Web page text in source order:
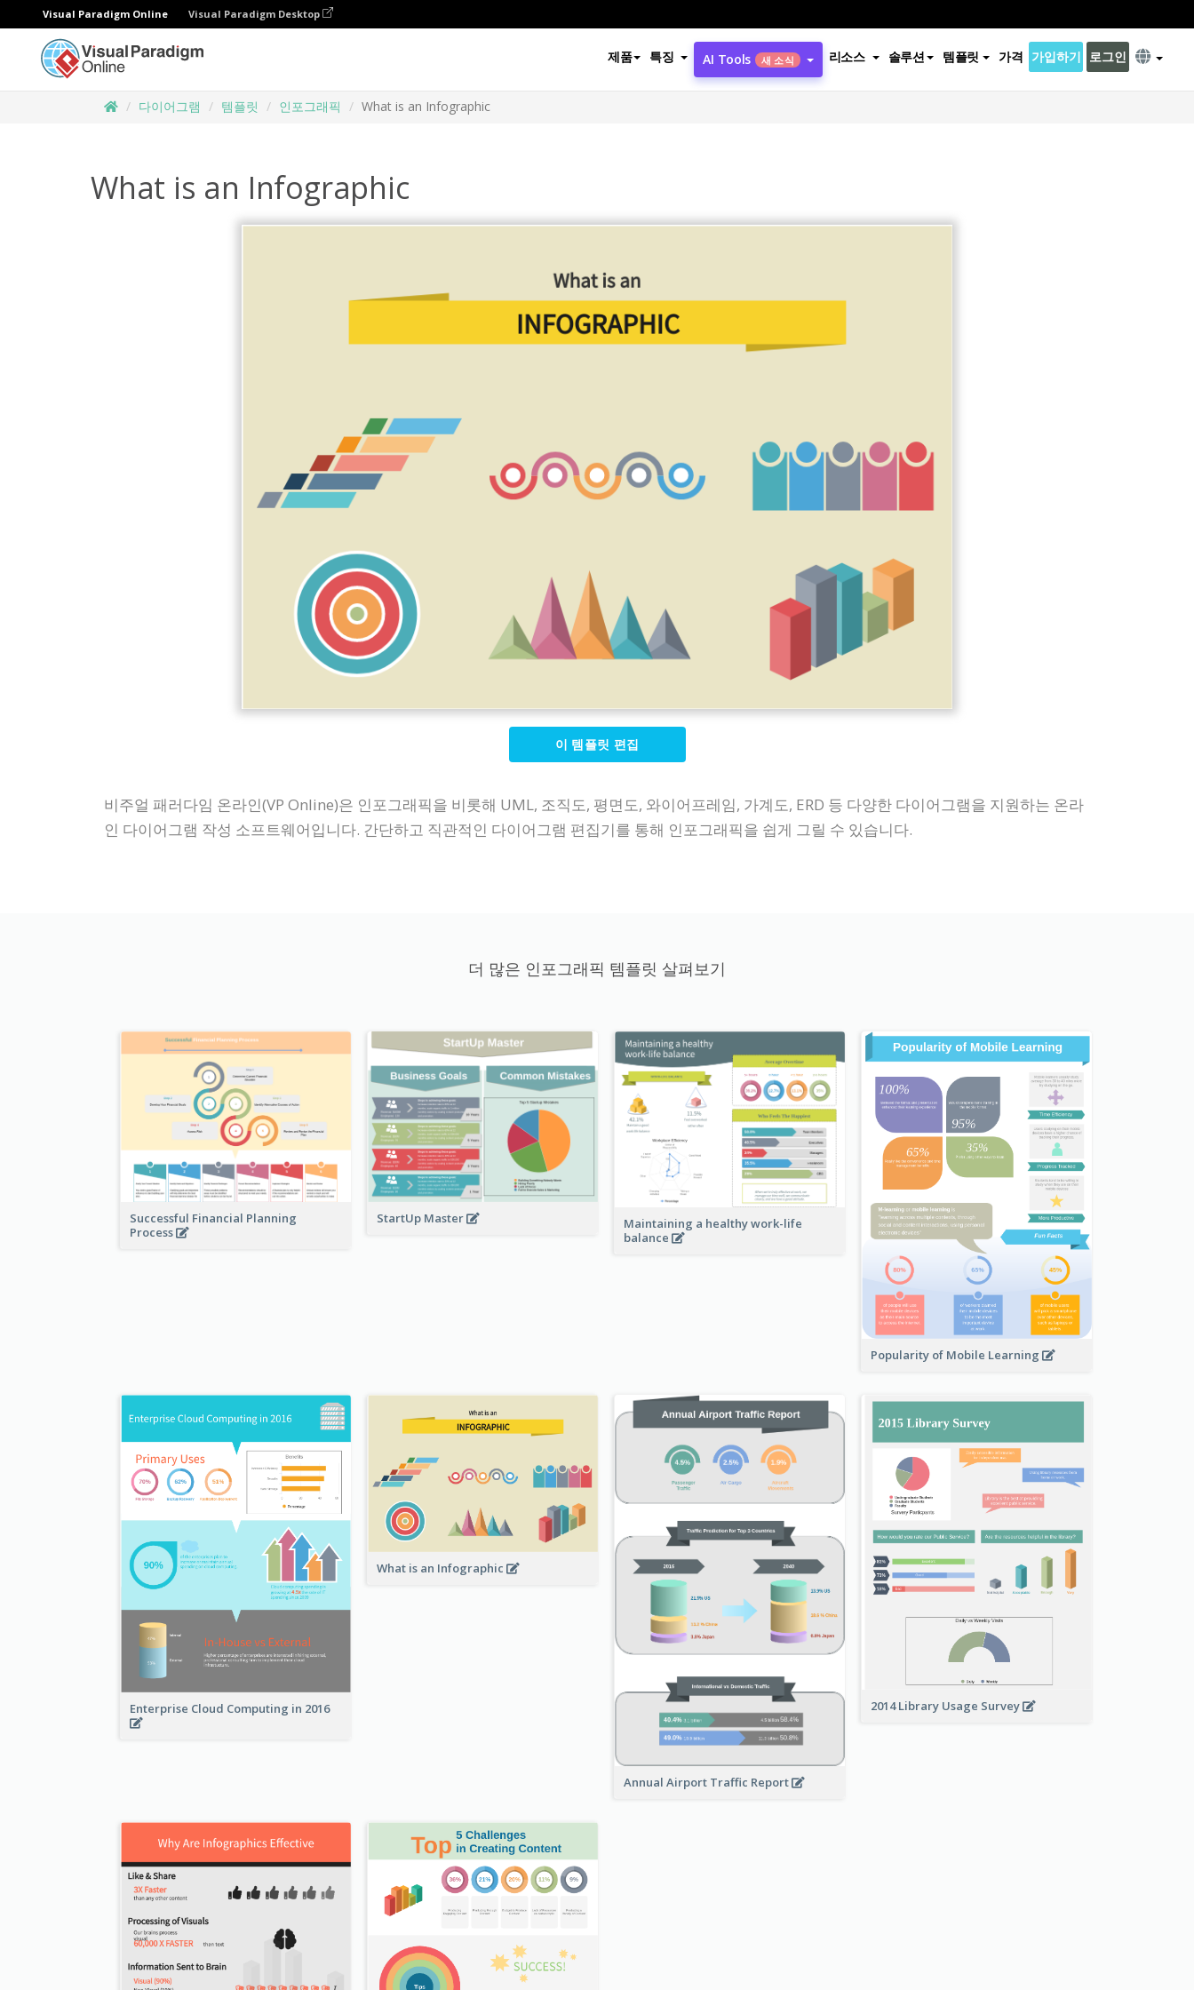
Visual Paradigm Online Visual Paradigm Desktop
제품 특징 AI Tools 새 소식 리소스 솔루션 템플릿 가격 가입하기 로그인
다이어그램 템플릿 인포그래픽 What is an Infographic
What is an Infographic
이 템플릿 편집
비주얼 패러다임 온라인(VP Online)은 인포그래픽을 비롯해 UML, 조직도, 평면도, 와이어프레임, 가계도, ERD 등 다양한 다이어그램을 지원하는 온라
인 다이어그램 작성 소프트웨어입니다. 간단하고 직관적인 다이어그램 편집기를 통해 인포그래픽을 쉽게 그릴 수 있습니다.
더 많은 인포그래픽 템플릿 살펴보기
Successful Financial Planning
Process
StartUp Master
Maintaining a healthy work-life
balance
Popularity of Mobile Learning
Enterprise Cloud Computing in 2016
What is an Infographic
Annual Airport Traffic Report
2014 Library Usage Survey